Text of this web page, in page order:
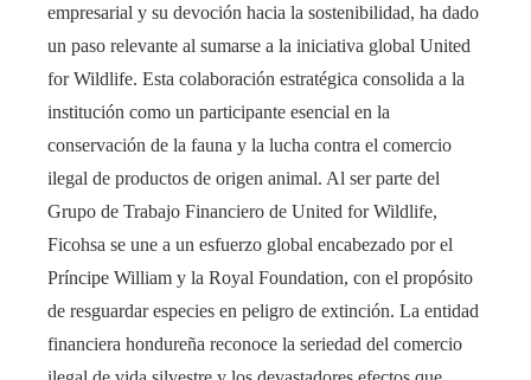
empresarial y su devoción hacia la sostenibilidad, ha dado
un paso relevante al sumarse a la iniciativa global United
for Wildlife. Esta colaboración estratégica consolida a la
institución como un participante esencial en la
conservación de la fauna y la lucha contra el comercio
ilegal de productos de origen animal. Al ser parte del
Grupo de Trabajo Financiero de United for Wildlife,
Ficohsa se une a un esfuerzo global encabezado por el
Príncipe William y la Royal Foundation, con el propósito
de resguardar especies en peligro de extinción. La entidad
financiera hondureña reconoce la seriedad del comercio